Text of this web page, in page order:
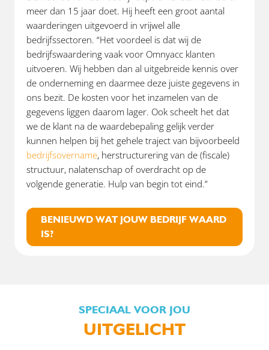
meer dan 15 jaar doet. Hij heeft een groot aantal
waarderingen uitgevoerd in vrijwel alle
bedrijfssectoren. “Het voordeel is dat wij de
bedrijfswaardering vaak voor Omnyacc klanten
uitvoeren. Wij hebben dan al uitgebreide kennis over
de onderneming en daarmee deze juiste gegevens in
ons bezit. De kosten voor het inzamelen van de
gegevens liggen daarom lager. Ook scheelt het dat
we de klant na de waardebepaling gelijk verder
kunnen helpen bij het gehele traject van bijvoorbeeld
bedrijfsovername, herstructurering van de (fiscale)
structuur, nalatenschap of overdracht op de
volgende generatie. Hulp van begin tot eind.”
BENIEUWD WAT JOUW BEDRIJF WAARD
IS?
SPECIAAL VOOR JOU
UITGELICHT